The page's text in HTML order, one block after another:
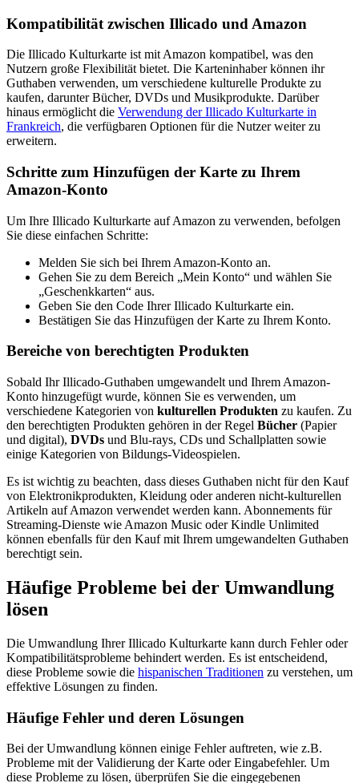
Kompatibilität zwischen Illicado und Amazon
Die Illicado Kulturkarte ist mit Amazon kompatibel, was den
Nutzern große Flexibilität bietet. Die Karteninhaber können ihr
Guthaben verwenden, um verschiedene kulturelle Produkte zu
kaufen, darunter Bücher, DVDs und Musikprodukte. Darüber
hinaus ermöglicht die Verwendung der Illicado Kulturkarte in
Frankreich, die verfügbaren Optionen für die Nutzer weiter zu
erweitern.
Schritte zum Hinzufügen der Karte zu Ihrem
Amazon-Konto
Um Ihre Illicado Kulturkarte auf Amazon zu verwenden, befolgen
Sie diese einfachen Schritte:
Melden Sie sich bei Ihrem Amazon-Konto an.
Gehen Sie zu dem Bereich „Mein Konto“ und wählen Sie
„Geschenkkarten“ aus.
Geben Sie den Code Ihrer Illicado Kulturkarte ein.
Bestätigen Sie das Hinzufügen der Karte zu Ihrem Konto.
Bereiche von berechtigten Produkten
Sobald Ihr Illicado-Guthaben umgewandelt und Ihrem Amazon-
Konto hinzugefügt wurde, können Sie es verwenden, um
verschiedene Kategorien von kulturellen Produkten zu kaufen. Zu
den berechtigten Produkten gehören in der Regel Bücher (Papier
und digital), DVDs und Blu-rays, CDs und Schallplatten sowie
einige Kategorien von Bildungs-Videospielen.
Es ist wichtig zu beachten, dass dieses Guthaben nicht für den Kauf
von Elektronikprodukten, Kleidung oder anderen nicht-kulturellen
Artikeln auf Amazon verwendet werden kann. Abonnements für
Streaming-Dienste wie Amazon Music oder Kindle Unlimited
können ebenfalls für den Kauf mit Ihrem umgewandelten Guthaben
berechtigt sein.
Häufige Probleme bei der Umwandlung
lösen
Die Umwandlung Ihrer Illicado Kulturkarte kann durch Fehler oder
Kompatibilitätsprobleme behindert werden. Es ist entscheidend,
diese Probleme sowie die hispanischen Traditionen zu verstehen, um
effektive Lösungen zu finden.
Häufige Fehler und deren Lösungen
Bei der Umwandlung können einige Fehler auftreten, wie z.B.
Probleme mit der Validierung der Karte oder Eingabefehler. Um
diese Probleme zu lösen, überprüfen Sie die eingegebenen